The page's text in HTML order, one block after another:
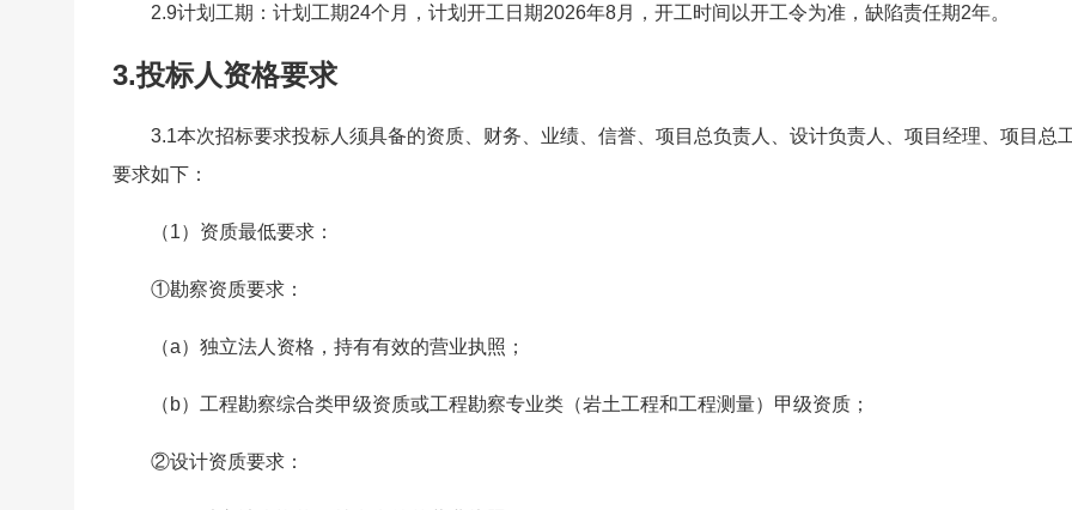
2.9计划工期：计划工期24个月，计划开工日期2026年8月，开工时间以开工令为准，缺陷责任期2年。
3.投标人资格要求
3.1本次招标要求投标人须具备的资质、财务、业绩、信誉、项目总负责人、设计负责人、项目经理、项目总
要求如下：
（1）资质最低要求：
①勘察资质要求：
（a）独立法人资格，持有有效的营业执照；
（b）工程勘察综合类甲级资质或工程勘察专业类（岩土工程和工程测量）甲级资质；
②设计资质要求：